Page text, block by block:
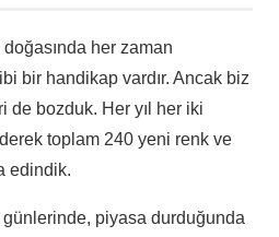
her zaman
bir handikap vardır. Ancak biz
de bozduk. Her yıl her iki
toplam 240 yeni renk ve
edindik.
piyasa durduğunda